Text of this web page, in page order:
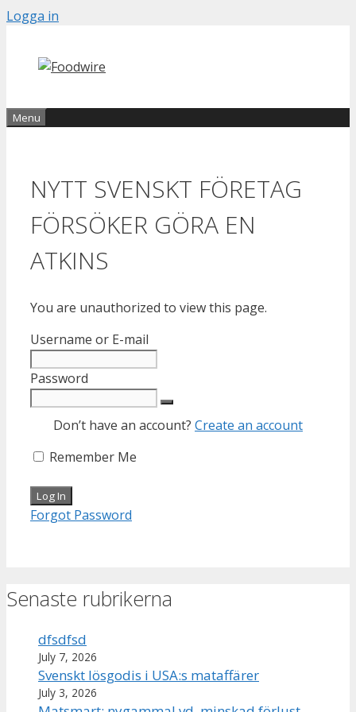
Skip
content
Logga in
Menu
NYTT SVENSKT FÖRETAG
FÖRSÖKER GÖRA EN
ATKINS
You are unauthorized to view this page.
Username or E-mail
Password
Don’t have an account? Create an account
Remember Me
Forgot Password
Senaste rubrikerna
dfsdfsd
July 7, 2026
Svenskt lösgodis i USA:s mataffärer
July 3, 2026